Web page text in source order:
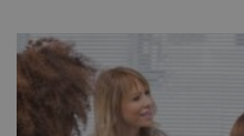
2.380,00€.595,00€.